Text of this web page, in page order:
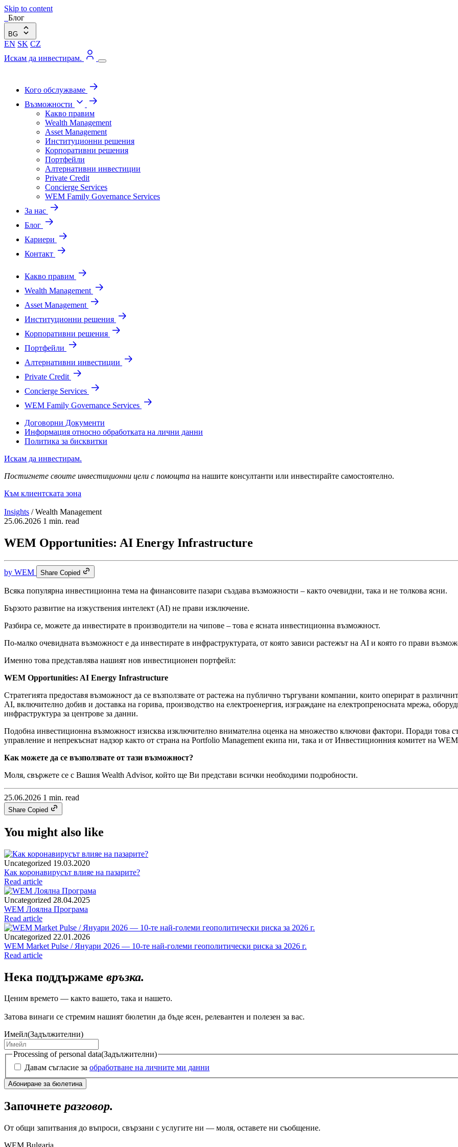
Skip to content
Блог
BG
EN SK CZ
Искам да инвестирам.
Кого обслужваме
Възможности
Какво правим
Wealth Management
Asset Management
Институционни решения
Корпоративни решения
Портфейли
Алтернативни инвестиции
Private Credit
Concierge Services
WEM Family Governance Services
За нас
Блог
Кариери
Контакт
Какво правим
Wealth Management
Asset Management
Институционни решения
Корпоративни решения
Портфейли
Алтернативни инвестиции
Private Credit
Concierge Services
WEM Family Governance Services
Договорни Документи
Информация относно обработката на лични данни
Политика за бисквитки
Искам да инвестирам.
Постигнете своите инвестиционни цели с помощта на нашите консултанти или инвестирайте самостоятелно.
Към клиентската зона
Insights / Wealth Management
25.06.2026 1 min. read
WEM Opportunities: AI Energy Infrastructure
by WEM Share Copied
Всяка популярна инвестиционна тема на финансовите пазари създава възможности – както очевидни, така и не толкова ясни.
Бързото развитие на изкуствения интелект (AI) не прави изключение.
Разбира се, можете да инвестирате в производители на чипове – това е ясната инвестиционна възможност.
По-малко очевидната възможност е да инвестирате в инфраструктурата, от която зависи растежът на AI и която го прави
Именно това представлява нашият нов инвестиционен портфейл:
WEM Opportunities: AI Energy Infrastructure
Стратегията предоставя възможност да се възползвате от растежа на публично търгувани компании, които оперират в
AI, включително добив и доставка на горива, производство на електроенергия, изграждане на електропреносната мрежа,
инфраструктура за центрове за данни.
Подобна инвестиционна възможност изисква изключително внимателна оценка на множество ключови фактори. Поради това
управление и непрекъснат надзор както от страна на Portfolio Management екипа ни, така и от Инвестиционния комитет на
Как можете да се възползвате от тази възможност?
Моля, свържете се с Вашия Wealth Advisor, който ще Ви представи всички необходими подробности.
25.06.2026 1 min. read
Share Copied
You might also like
Uncategorized 19.03.2020
Как коронавирусът влияе на пазарите?
Read article
Uncategorized 28.04.2025
WEM Лоялна Програма
Read article
Uncategorized 22.01.2026
WEM Market Pulse / Януари 2026 — 10-те най-големи геополитически риска за 2026 г.
Read article
Нека поддържаме връзка.
Ценим времето — както вашето, така и нашето.
Затова винаги се стремим нашият бюлетин да бъде ясен, релевантен и полезен за вас.
Имейл(Задължителни)
Processing of personal data(Задължителни)
Давам съгласие за обработване на личните ми данни
Започнете разговор.
От общи запитвания до въпроси, свързани с услугите ни — моля, оставете ни съобщение.
WEM Bulgaria